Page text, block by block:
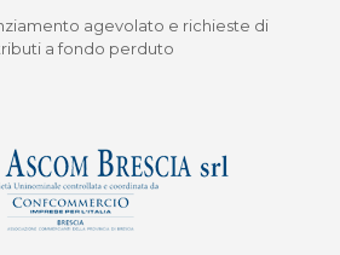
agevolato e richieste di
a fondo perduto